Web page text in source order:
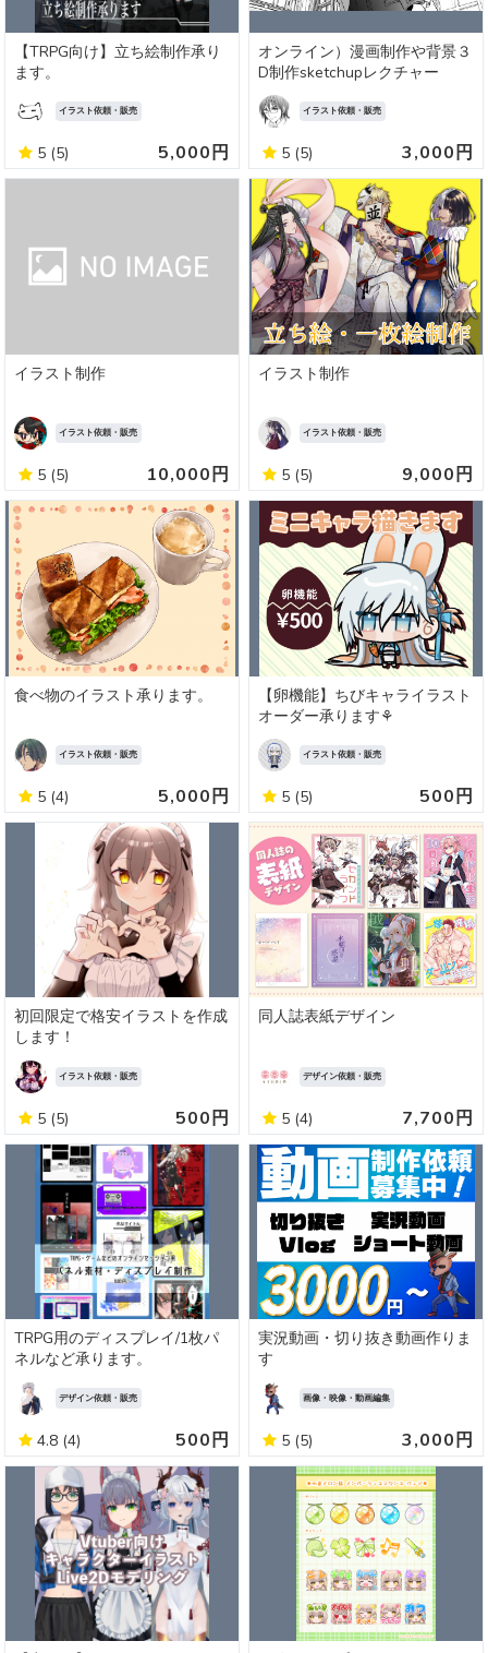
【TRPG向け】立ち絵制作承り
ます。
イラスト依頼・販売
5 (5) 5,000円
オンライン）漫画制作や背景３
D制作sketchupレクチャー
イラスト依頼・販売
5 (5) 3,000円
イラスト制作
イラスト依頼・販売
5 (5) 10,000円
イラスト制作
イラスト依頼・販売
5 (5) 9,000円
食べ物のイラスト承ります。
イラスト依頼・販売
5 (4) 5,000円
【卵機能】ちびキャライラスト
オーダー承ります⚘
イラスト依頼・販売
5 (5) 500円
初回限定で格安イラストを作成
します！
イラスト依頼・販売
5 (5) 500円
同人誌表紙デザイン
デザイン依頼・販売
5 (4) 7,700円
TRPG用のディスプレイ/1枚パ
ネルなど承ります。
デザイン依頼・販売
4.8 (4) 500円
実況動画・切り抜き動画作りま
す
画像・映像・動画編集
5 (5) 3,000円